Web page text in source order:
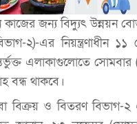
জন্য বিদ্যুৎ উন্নয়ন
২)-এর নিয়ন্ত্রণাধীন ১১
এলাকাগুলোতে সোমবার
বন্ধ থাকবে।
বিক্রয় ও বিতরণ বিভাগ-২